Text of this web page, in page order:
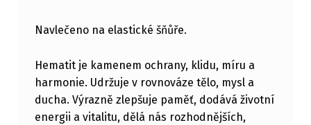
Navlečeno na elastické šňůře.
Hematit je kamenem ochrany, klidu, míru a
harmonie. Udržuje v rovnováze tělo, mysl a
ducha. Výrazně zlepšuje paměť, dodává životní
energii a vitalitu, dělá nás rozhodnějších,